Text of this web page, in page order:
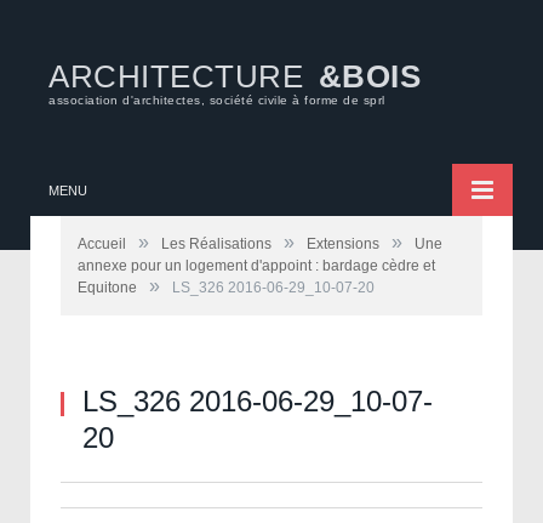
ARCHITECTURE &BOIS
association d'architectes, société civile à forme de sprl
MENU
Accueil » Les Réalisations » Extensions »
Une
annexe pour un logement d'appoint : bardage cèdre et
Equitone
» LS_326 2016-06-29_10-07-20
LS_326 2016-06-29_10-07-
20